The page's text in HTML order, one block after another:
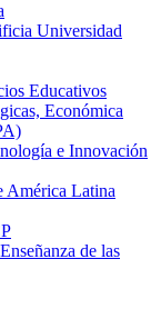
Universidad
Educativos
Económica
e Innovación
América Latina
de las